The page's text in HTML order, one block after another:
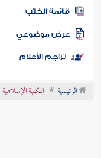
المكتبة
الكتب
موضوعي
تراجم الأعلام
الرئيسية المكتبة الإسلامية